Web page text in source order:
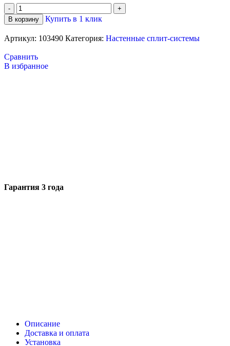
В корзину Купить в 1 клик
Артикул: 103490 Категория: Настенные сплит-системы
Сравнить
В избранное
Гарантия 3 года
Описание
Доставка и оплата
Установка